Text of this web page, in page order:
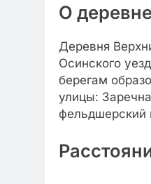
О деревне
Деревня
Осинского
берегам
улицы:
фельдшерский